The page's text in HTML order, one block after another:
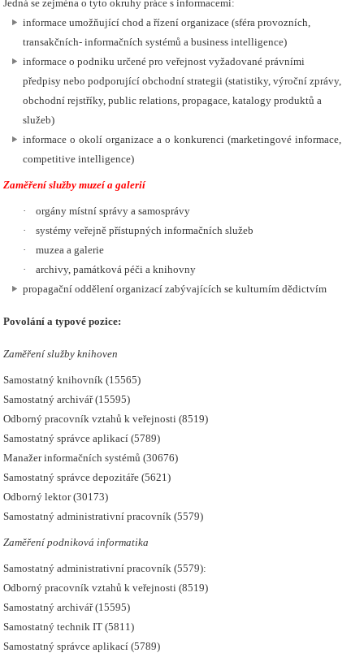
Jedná se zejména o tyto okruhy práce s informacemi:
informace umožňující chod a řízení organizace (sféra provozních,
transakčních- informačních systémů a business intelligence)
informace o podniku určené pro veřejnost vyžadované právními
předpisy nebo podporující obchodní strategii (statistiky, výroční zprávy,
obchodní rejstříky, public relations, propagace, katalogy produktů a
služeb)
informace o okolí organizace a o konkurenci (marketingové informace,
competitive intelligence)
Zaměření služby muzeí a galerií
·
orgány místní správy a samosprávy
·
systémy veřejně přístupných informačních služeb
·
muzea a galerie
·
archivy, památková péči a knihovny
propagační oddělení organizací zabývajících se kulturním dědictvím
Povolání a typové pozice:
Zaměření služby knihoven
Samostatný knihovník (15565)
Samostatný archivář (15595)
Odborný pracovník vztahů k veřejnosti (8519)
Samostatný správce aplikací (5789)
Manažer informačních systémů (30676)
Samostatný správce depozitáře (5621)
Odborný lektor (30173)
Samostatný administrativní pracovník (5579)
Zaměření podniková informatika
Samostatný administrativní pracovník (5579):
Odborný pracovník vztahů k veřejnosti (8519)
Samostatný archivář (15595)
Samostatný technik IT (5811)
Samostatný správce aplikací (5789)